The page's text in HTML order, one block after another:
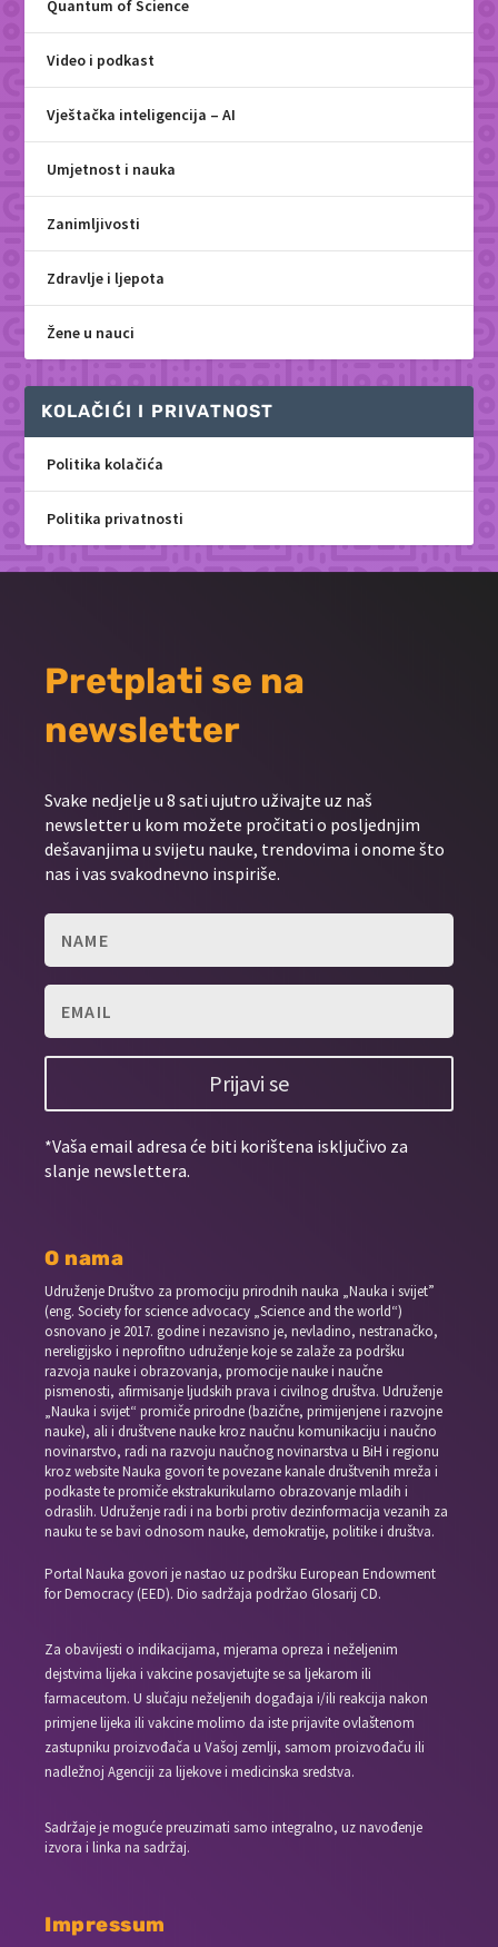
Quantum of Science
Video i podkast
Vještačka inteligencija – AI
Umjetnost i nauka
Zanimljivosti
Zdravlje i ljepota
Žene u nauci
KOLAČIĆI I PRIVATNOST
Politika kolačića
Politika privatnosti
Pretplati se na
newsletter
Svake nedjelje u 8 sati ujutro uživajte uz naš
newsletter u kom možete pročitati o posljednjim
dešavanjima u svijetu nauke, trendovima i onome što
nas i vas svakodnevno inspiriše.
Prijavi se
*Vaša email adresa će biti korištena isključivo za
slanje newslettera.
O nama
Udruženje Društvo za promociju prirodnih nauka „Nauka i svijet”
(eng. Society for science advocacy „Science and the world“)
osnovano je 2017. godine i nezavisno je, nevladino, nestranačko,
nereligijsko i neprofitno udruženje koje se zalaže za podršku
razvoja nauke i obrazovanja, promocije nauke i naučne
pismenosti, afirmisanje ljudskih prava i civilnog društva. Udruženje
„Nauka i svijet“ promiče prirodne (bazične, primijenjene i razvojne
nauke), ali i društvene nauke kroz naučnu komunikaciju i naučno
novinarstvo, radi na razvoju naučnog novinarstva u BiH i regionu
kroz website Nauka govori te povezane kanale društvenih mreža i
podkaste te promiče ekstrakurikularno obrazovanje mladih i
odraslih. Udruženje radi i na borbi protiv dezinformacija vezanih za
nauku te se bavi odnosom nauke, demokratije, politike i društva.
Portal Nauka govori je nastao uz podršku European Endowment
for Democracy (EED). Dio sadržaja podržao Glosarij CD.
Za obavijesti o indikacijama, mjerama opreza i neželjenim
dejstvima lijeka i vakcine posavjetujte se sa ljekarom ili
farmaceutom. U slučaju neželjenih događaja i/ili reakcija nakon
primjene lijeka ili vakcine molimo da iste prijavite ovlaštenom
zastupniku proizvođača u Vašoj zemlji, samom proizvođaču ili
nadležnoj Agenciji za lijekove i medicinska sredstva.
Sadržaje je moguće preuzimati samo integralno, uz navođenje
izvora i linka na sadržaj.
Impressum